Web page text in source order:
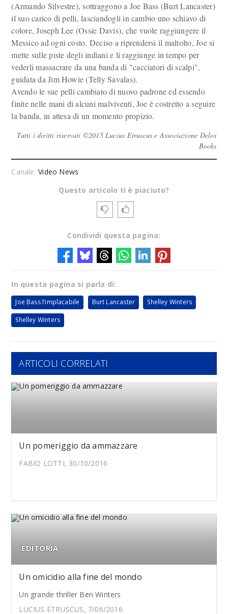
(Armando Silvestre), sottraggono a Joe Bass (Burt Lancaster)
il suo carico di pelli, lasciandogli in cambio uno schiavo di
colore, Joseph Lee (Ossie Davis), che vuole raggiungere il
Messico ad ogni costo. Deciso a riprendersi il maltolto, Joe si
mette sulle piste degli indiani e li raggiunge in tempo per
vederli massacrare da una banda di "cacciatori di scalpi",
guidata da Jim Howie (Telly Savalas).
Avendo le sue pelli cambiato di nuovo padrone ed essendo
finite nelle mani di alcuni malviventi, Joe è costretto a seguire
la banda, in attesa di un momento propizio.
Tutti i diritti riservati ©2015 Lucius Etruscus e Associazione Delos
Books
Canale:Video News
Questo articolo ti è piaciuto?
Condividi questa pagina:
In questa pagina si parla di:
Joe Bass l’implacabile Burt Lancaster Shelley Winters
Shelley Winters
ARTICOLI CORRELATI
Un pomeriggio da ammazzare
FABIO LOTTI, 30/10/2016
EDITORIA
Un omicidio alla fine del mondo
Un grande thriller Ben Winters
LUCIUS ETRUSCUS, 7/06/2016